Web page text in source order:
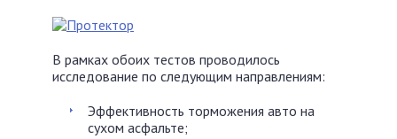
В рамках обоих тестов проводилось
исследование по следующим направлениям:
Эффективность торможения авто на
сухом асфальте;